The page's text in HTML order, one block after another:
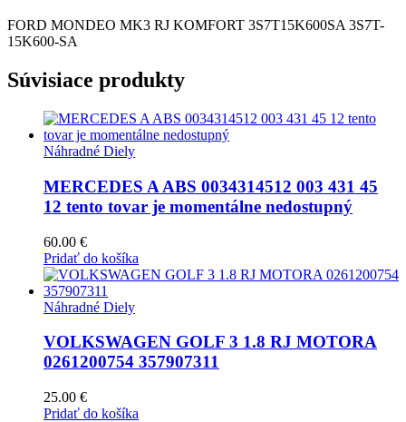
FORD MONDEO MK3 RJ KOMFORT 3S7T15K600SA 3S7T-
15K600-SA
Súvisiace produkty
Náhradné Diely
MERCEDES A ABS 0034314512 003 431 45
12 tento tovar je momentálne nedostupný
60.00 €
Pridať do košíka
Náhradné Diely
VOLKSWAGEN GOLF 3 1.8 RJ MOTORA
0261200754 357907311
25.00 €
Pridať do košíka